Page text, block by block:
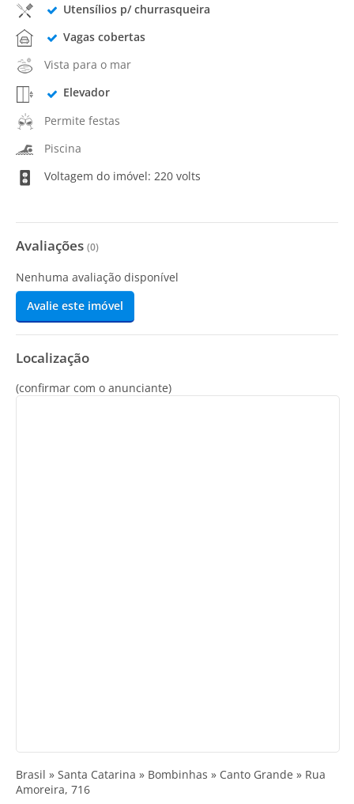
Utensílios p/ churrasqueira
Vagas cobertas
Vista para o mar
Elevador
Permite festas
Piscina
Voltagem do imóvel: 220 volts
Avaliações (0)
Nenhuma avaliação disponível
Avalie este imóvel
Localização
(confirmar com o anunciante)
Brasil » Santa Catarina » Bombinhas » Canto Grande » Rua
Amoreira, 716